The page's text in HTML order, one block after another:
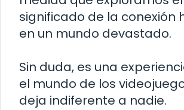
significado de la conexión
en un mundo devastado.
Sin duda, es una
el mundo de los
deja indiferente a nadie.